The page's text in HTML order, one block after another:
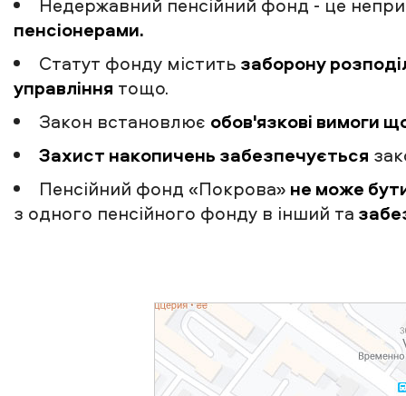
Недержавний пенсійний фонд - це
пенсіонерами.
Статут фонду містить заборону
управління тощо.
Закон встановлює обов'язкові вимоги
Захист накопичень забезпечується
Пенсійний фонд «Покрова» не може
з одного пенсійного фонду в інший та